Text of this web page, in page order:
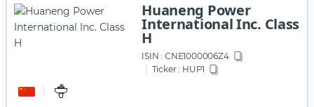
Huaneng Power
International Inc. Class
H
ISIN : CNE1000006Z4
Ticker : HUP1